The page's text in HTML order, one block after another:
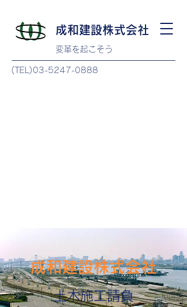
成和建設株式会社
変革を起こそう
(TEL)03-5247-0888
成和建設株式会社
土木施工請負